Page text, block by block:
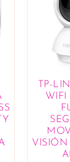
TP-
WIFI
VISIÓN